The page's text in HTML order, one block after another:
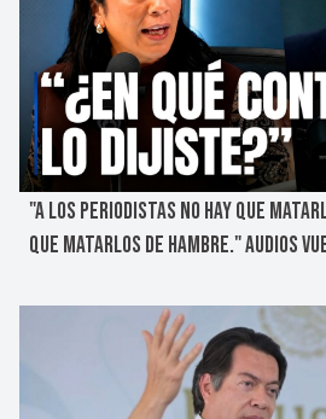
"A LOS PERIODISTAS NO HAY QUE
QUE MATARLOS DE HAMBRE." AUDIOS VUELVEN A PERSEGUIR A